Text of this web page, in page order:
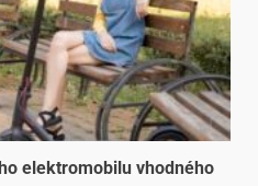
elektromobilu vhodného